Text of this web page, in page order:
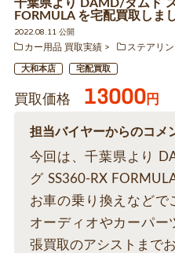
千葉県より DAMD/ダムド
FORMULA を宅配買取しま
2022.08.11 公開
カー用品 買取実績
ステアリ
大和本店 宅配買取
買取価格 13000円
担当バイヤーからのコメ
今回は、千葉県より
グ SS360-RX
お車の乗り換えなどで
オーディオやカーパー
張買取のアシストまで